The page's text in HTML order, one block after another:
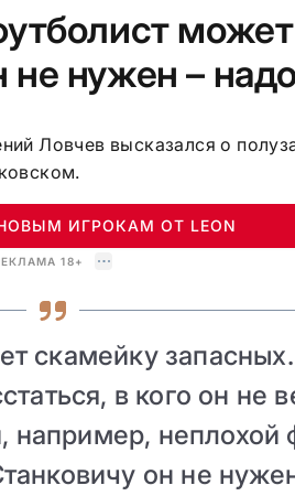
нужен –
Ловчев высказался о
ИГРОКАМ ОТ LEON
18+
скамейку
в кого он не
например, неплохой
он не